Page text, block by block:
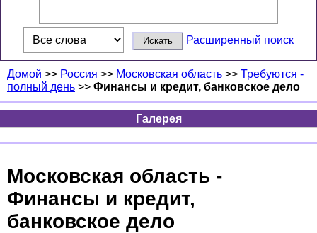
Расширенный поиск
Домой >> Россия >> Московская область >> Требуются -
полный день >> Финансы и кредит, банковское дело
Галерея
Московская область -
Финансы и кредит,
банковское дело